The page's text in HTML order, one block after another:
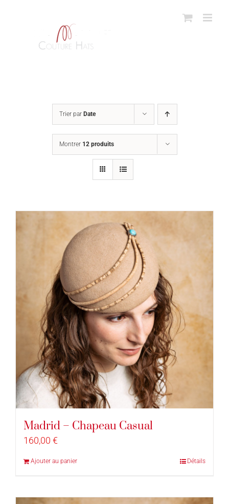
Trier par Date
Montrer 12 produits
Madrid – Chapeau Casual
160,00 €
Ajouter au panier Détails